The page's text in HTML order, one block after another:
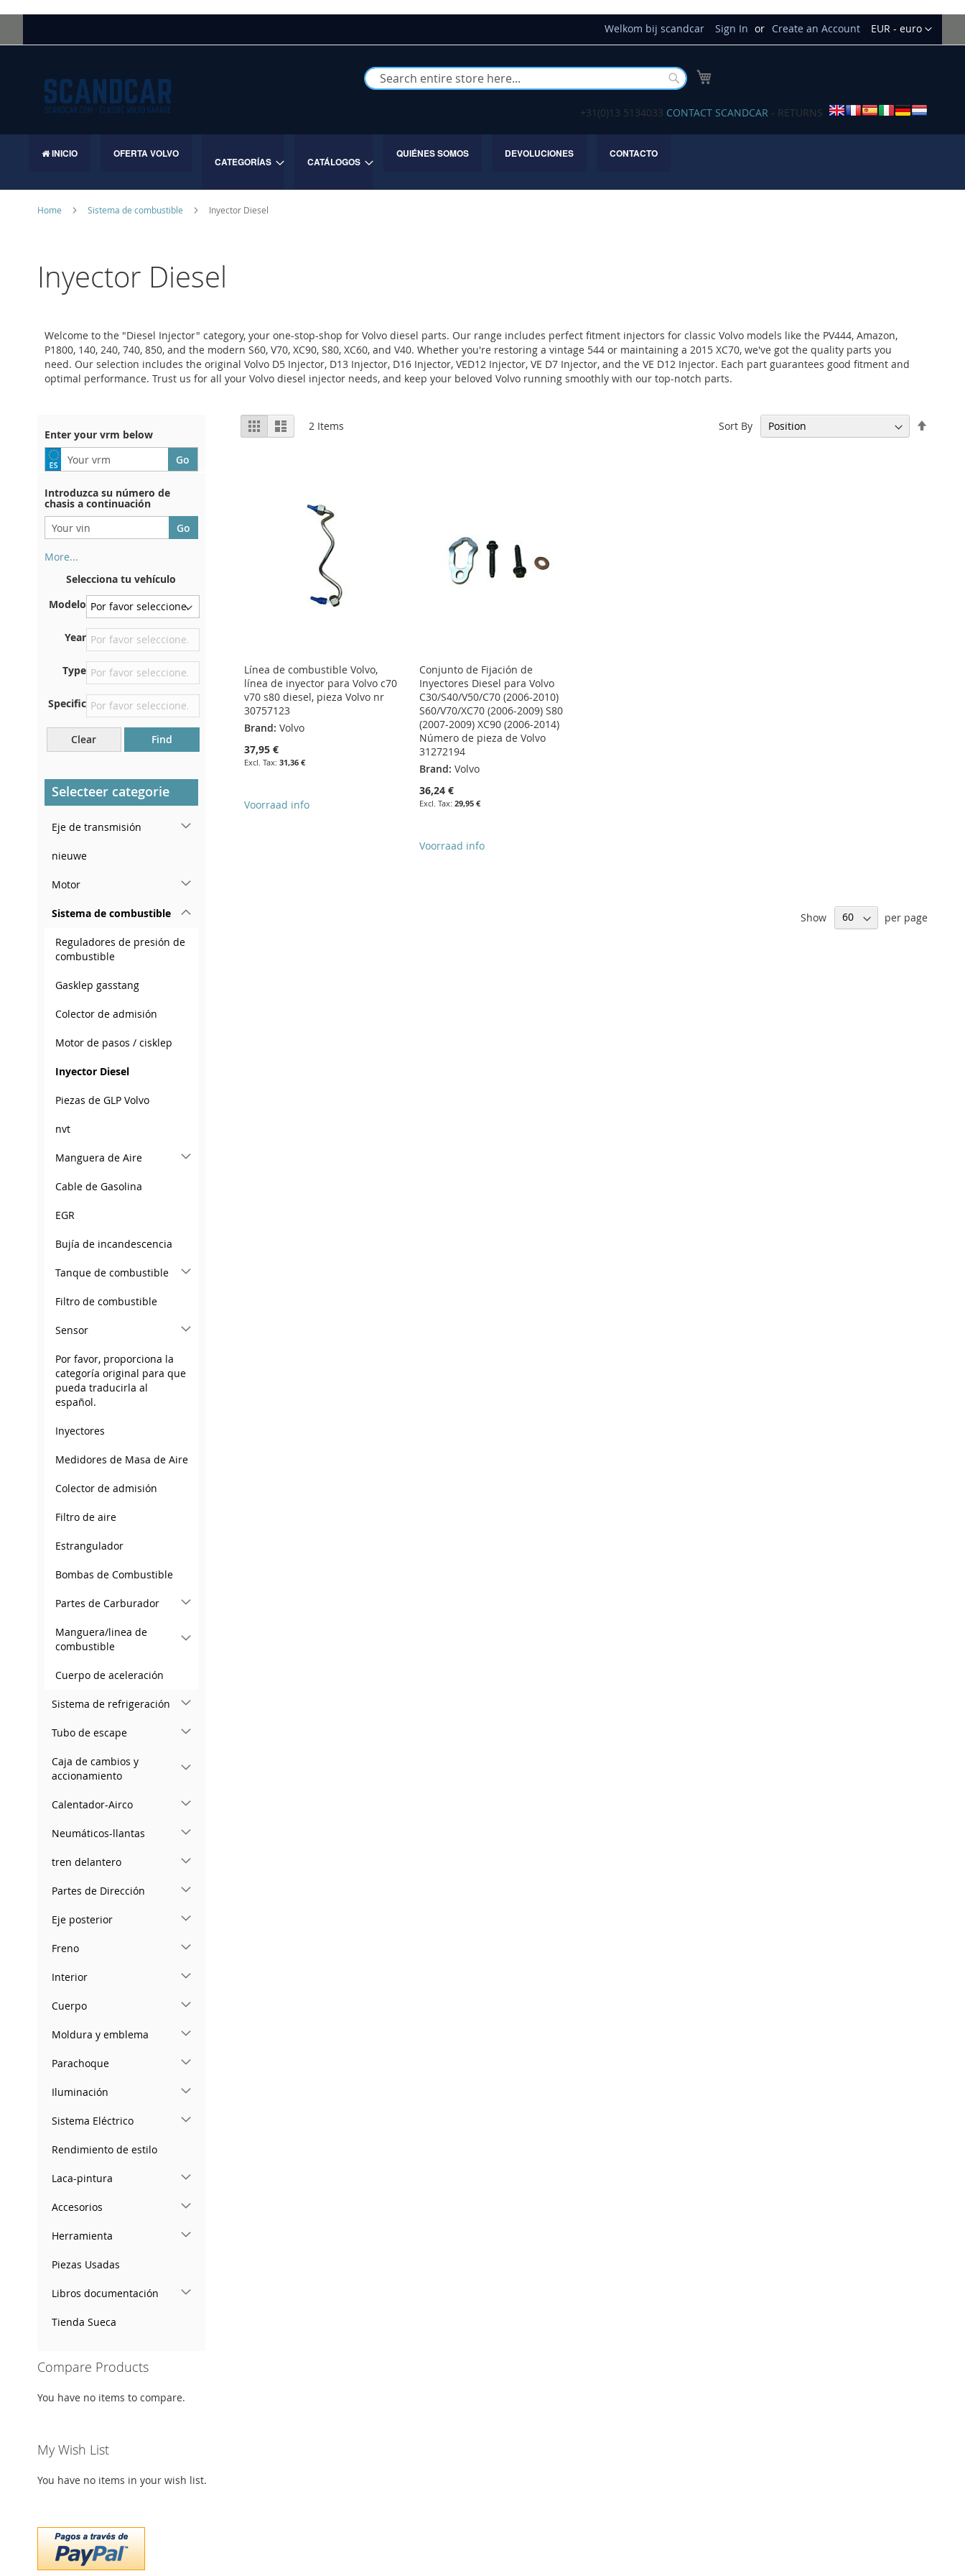
Currency
EUR - euro
Welkom bij scandcar Sign In Create an Account
to
Buscar
+31(0)13 5134033 CONTACT SCANDCAR - RETURNS
INICIO OFERTA VOLVO
CATEGORÍAS CATÁLOGOS
QUIÉNES SOMOS DEVOLUCIONES CONTACTO
Home Sistema de combustible Inyector Diesel
Inyector Diesel
Welcome to the "Diesel Injector" category, your one-stop-shop for Volvo diesel parts. Our range includes perfect fitment injectors for classic Volvo models like the PV444, Amazon,
P1800, 140, 240, 740, 850, and the modern S60, V70, XC90, S80, XC60, and V40. Whether you're restoring a vintage 544 or maintaining a 2015 XC70, we've got the quality parts you
need. Our selection includes the original Volvo D5 Injector, D13 Injector, D16 Injector, VED12 Injector, VE D7 Injector, and the VE D12 Injector. Each part guarantees good fitment and
optimal performance. Trust us for all your Volvo diesel injector needs, and keep your beloved Volvo running smoothly with our top-notch parts.
View
as
Grid List 2 Items Sort By
Línea de combustible Volvo,
línea de inyector para Volvo c70
v70 s80 diesel, pieza Volvo nr
30757123
Brand: Volvo
37,95 €
31,36 €
Voorraad info
Add to Cart
ADD
TO
ADD
Conjunto de Fijación de
Inyectores Diesel para Volvo
C30/S40/V50/C70 (2006-2010)
S60/V70/XC70 (2006-2009) S80
(2007-2009) XC90 (2006-2014)
Número de pieza de Volvo
31272194
Brand: Volvo
36,24 €
29,95 €
Voorraad info
TO
WISH
ADD
TO
Show per page
Enter your vrm below
Introduzca su número de
chasis a continuación
More...
encuentra en el reverso de su
certificado de registro. Y
también en el coche.
En la placa inferior del
asiento delantero derecho
Centrar contra el mamparo
debajo del capó.
Justo en el compartimento
del motor.
Cerca del parabrisas, en el
En el pilar de la puerta
trasera derecha
Selecciona tu vehículo
Modelo
Year
Type
Specific
Clear Find
Selecteer categorie
Eje de transmisión
nieuwe
Motor
Sistema de combustible
Reguladores de presión de
combustible
Gasklep gasstang
Colector de admisión
Motor de pasos / cisklep
Inyector Diesel
Piezas de GLP Volvo
nvt
Manguera de Aire
Cable de Gasolina
EGR
Bujía de incandescencia
Tanque de combustible
Filtro de combustible
Sensor
Por favor, proporciona la
categoría original para que
pueda traducirla al
español.
Inyectores
Medidores de Masa de Aire
Colector de admisión
Filtro de aire
Estrangulador
Bombas de Combustible
Partes de Carburador
Manguera/linea de
combustible
Cuerpo de aceleración
Sistema de refrigeración
Tubo de escape
Caja de cambios y
accionamiento
Calentador-Airco
Neumáticos-llantas
tren delantero
Partes de Dirección
Eje posterior
Freno
Interior
Cuerpo
Moldura y emblema
Parachoque
Iluminación
Sistema Eléctrico
Rendimiento de estilo
Laca-pintura
Accesorios
Herramienta
Piezas Usadas
Libros documentación
Tienda Sueca
Compare Products
You have no items to compare.
My Wish List
You have no items in your wish list.